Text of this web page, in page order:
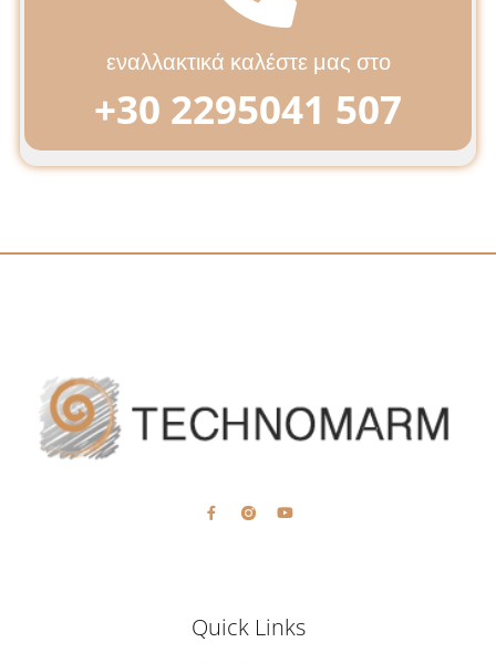
εναλλακτικά καλέστε μας στο
+30 2295041 507
Quick Links